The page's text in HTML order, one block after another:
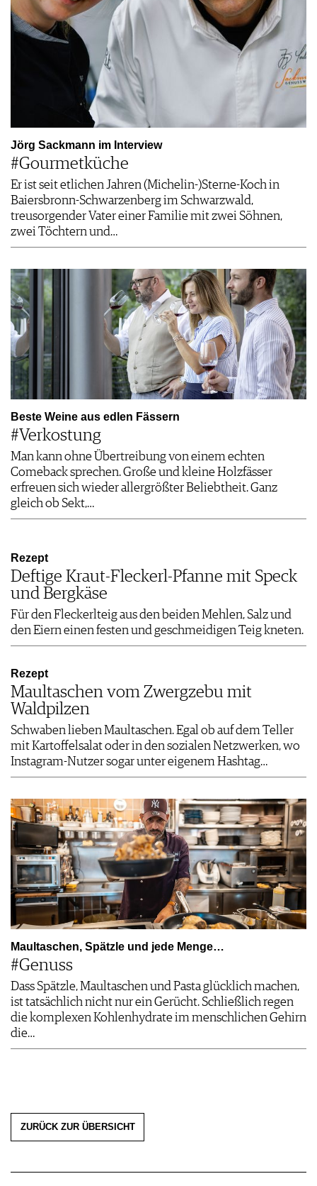
Jörg Sackmann im Interview
#Gourmetküche
Er ist seit etlichen Jahren (Michelin-)Sterne-Koch in
Baiersbronn-Schwarzenberg im Schwarzwald,
treusorgender Vater einer Familie mit zwei Söhnen,
zwei Töchtern und…
Beste Weine aus edlen Fässern
#Verkostung
Man kann ohne Übertreibung von einem echten
Comeback sprechen. Große und kleine Holzfässer
erfreuen sich wieder allergrößter Beliebtheit. Ganz
gleich ob Sekt,…
Rezept
Deftige Kraut-Fleckerl-Pfanne mit Speck
und Bergkäse
Für den Fleckerlteig aus den beiden Mehlen, Salz und
den Eiern einen festen und geschmeidigen Teig kneten.
Rezept
Maultaschen vom Zwergzebu mit
Waldpilzen
Schwaben lieben Maultaschen. Egal ob auf dem Teller
mit Kartoffelsalat oder in den sozialen Netzwerken, wo
Instagram-Nutzer sogar unter eigenem Hashtag…
Maultaschen, Spätzle und jede Menge…
#Genuss
Dass Spätzle, Maultaschen und Pasta glücklich machen,
ist tatsächlich nicht nur ein Gerücht. Schließlich regen
die komplexen Kohlenhydrate im menschlichen Gehirn
die…
ZURÜCK ZUR ÜBERSICHT